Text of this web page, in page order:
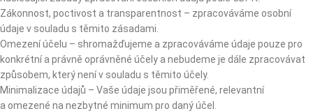
Zákonnost, poctivost a transparentnost – zpracováváme osobní
údaje v souladu s těmito zásadami.
Omezení účelu – shromažďujeme a zpracováváme údaje pouze pro
konkrétní a právně oprávněné účely a nebudeme je dále zpracovávat
způsobem, který není v souladu s těmito účely.
Minimalizace údajů – Vaše údaje jsou přiměřené, relevantní
a omezené na nezbytné minimum pro daný účel.